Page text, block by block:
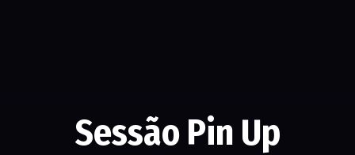
Sessão Pin Up